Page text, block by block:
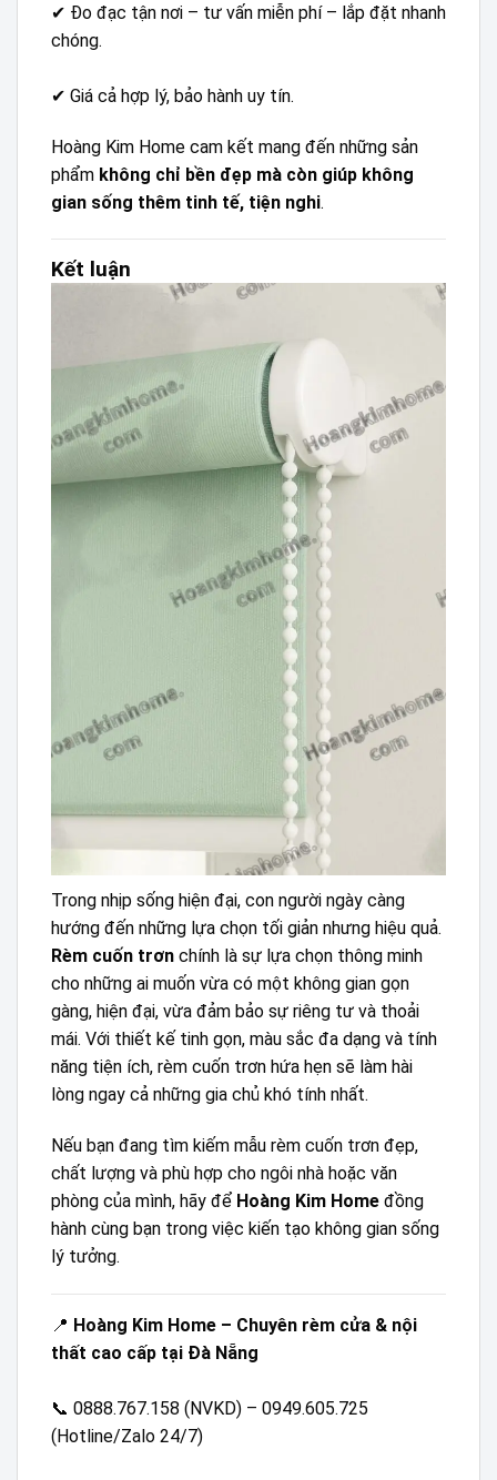
✔ Đo đạc tận nơi – tư vấn miễn phí – lắp đặt nhanh
chóng.
✔ Giá cả hợp lý, bảo hành uy tín.
Hoàng Kim Home cam kết mang đến những sản
phẩm không chỉ bền đẹp mà còn giúp không
gian sống thêm tinh tế, tiện nghi.
Kết luận
Trong nhịp sống hiện đại, con người ngày càng
hướng đến những lựa chọn tối giản nhưng hiệu quả.
Rèm cuốn trơn chính là sự lựa chọn thông minh
cho những ai muốn vừa có một không gian gọn
gàng, hiện đại, vừa đảm bảo sự riêng tư và thoải
mái. Với thiết kế tinh gọn, màu sắc đa dạng và tính
năng tiện ích, rèm cuốn trơn hứa hẹn sẽ làm hài
lòng ngay cả những gia chủ khó tính nhất.
Nếu bạn đang tìm kiếm mẫu rèm cuốn trơn đẹp,
chất lượng và phù hợp cho ngôi nhà hoặc văn
phòng của mình, hãy để Hoàng Kim Home đồng
hành cùng bạn trong việc kiến tạo không gian sống
lý tưởng.
📍 Hoàng Kim Home – Chuyên rèm cửa & nội
thất cao cấp tại Đà Nẵng
📞 0888.767.158 (NVKD) – 0949.605.725
(Hotline/Zalo 24/7)